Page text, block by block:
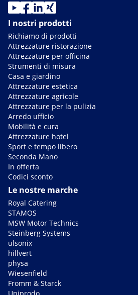
I nostri prodotti
Richiamo di prodotti
Attrezzature ristorazione
Attrezzature per officina
Strumenti di misura
Casa e giardino
Attrezzature estetica
Attrezzature agricole
Attrezzature per la pulizia
Arredo ufficio
Mobilità e cura
Attrezzature hotel
Sport e tempo libero
Seconda Mano
In offerta
Codici sconto
Le nostre marche
Royal Catering
STAMOS
MSW Motor Technics
Steinberg Systems
ulsonix
hillvert
physa
Wiesenfield
Fromm & Starck